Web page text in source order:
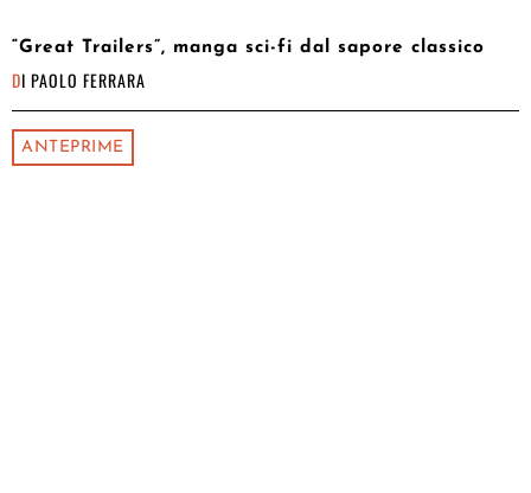
“Great Trailers”, manga sci-fi dal sapore classico
DI PAOLO FERRARA
ANTEPRIME